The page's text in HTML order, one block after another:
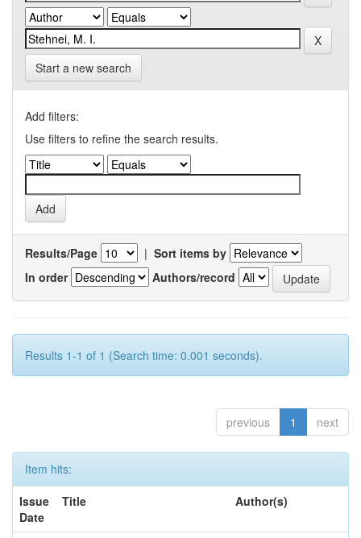
Start a new search
Add filters:
Use filters to refine the search results.
Results/Page | Sort items by
In order
Authors/record
Results 1-1 of 1 (Search time: 0.001 seconds).
previous 1 next
Item hits:
Issue
Date
Title Author(s)